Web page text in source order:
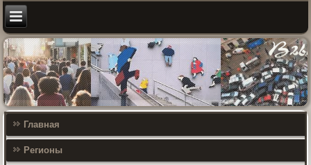
Главная
Регионы